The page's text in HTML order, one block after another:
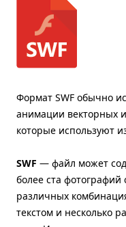
Формат SWF обычно
анимации векторных
которые используют
SWF — файл может
более ста
различных
текстом и несколько